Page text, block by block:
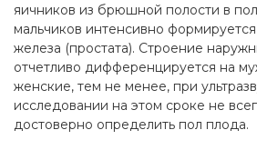
яичников из брюшной полости в
мальчиков интенсивно
железа (простата). Строение
отчетливо дифференцируется на
женские, тем не менее, при
исследовании на этом сроке не
достоверно определить пол плода.